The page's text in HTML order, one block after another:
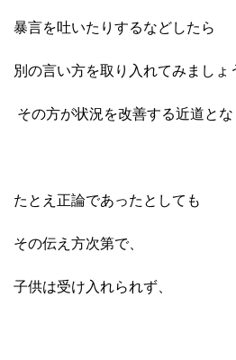
暴言を吐いたりするなどしたら
別の言い方を取り入れてみましょ
その方が状況を改善する近道とな
たとえ正論であったとしても
その伝え方次第で、
子供は受け入れられず、